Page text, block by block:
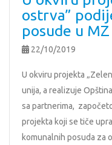
ostrva”
posude u
22/10/2019
U okviru projekta
unija, a realizuje
sa partnerima,
projekta koji se tiče
komunalnih posuda za